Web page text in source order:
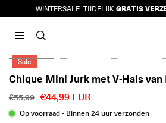
naar
inhoud
WINTERSALE: TIJDELIJKGRATIS
Sale
Chique Mini Jurk met V-Hals van
Reguliere
prijs
€55,99 €44,99 EUR
Op voorraad - Binnen 24 uur verzonden